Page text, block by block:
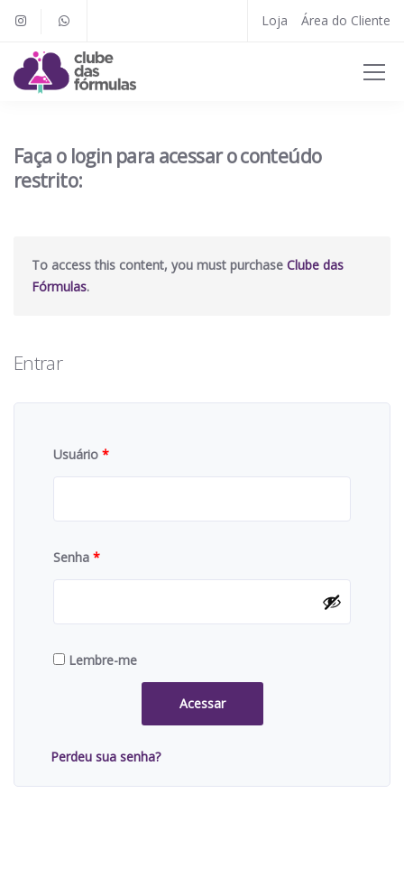
Loja Área do Cliente
Faça o login para acessar o conteúdo
restrito:
To access this content, you must purchase Clube das
Fórmulas.
Entrar
Usuário *
Senha *
Lembre-me
Acessar
Perdeu sua senha?